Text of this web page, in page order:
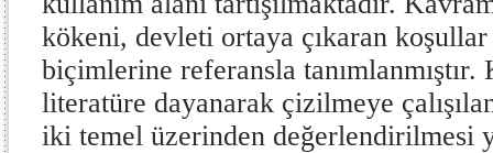
kökeni, devleti ortaya çıkaran
biçimlerine referansla tanımlanmıştır.
literatüre dayanarak çizilmeye
iki temel üzerinden değerlendirilmesi